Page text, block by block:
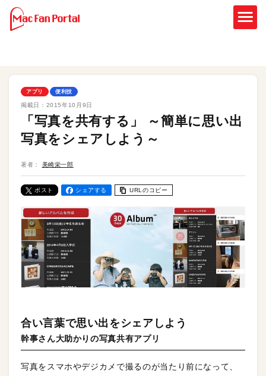
アプリ 便利技
掲載日： 2015年10月9日
「写真を共有する」 ～簡単に思い出
写真をシェアしよう～
著者： 美崎栄一郎
ポスト シェアする URLのコピー
合い言葉で思い出をシェアしよう
幹事さん大助かりの写真共有アプリ
写真をスマホやデジカメで撮るのが当たり前になって、